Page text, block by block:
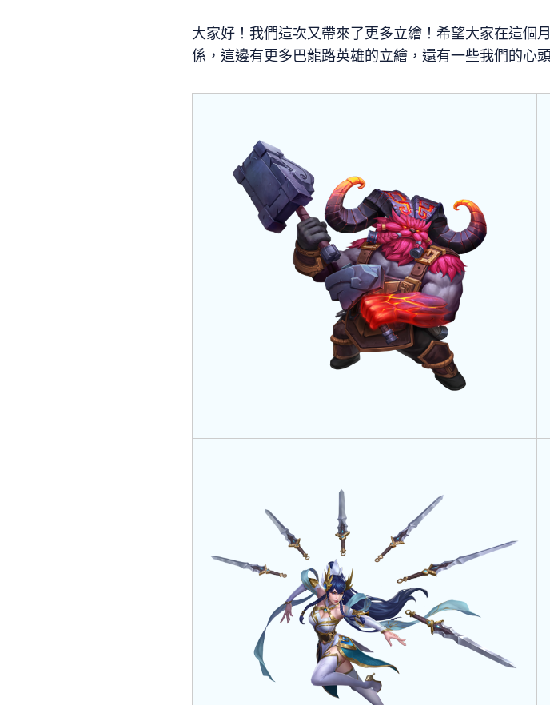
大家好！我們這次又帶來了更多立繪！希望大家在這個
係，這邊有更多巴龍路英雄的立繪，還有一些我們的心頭